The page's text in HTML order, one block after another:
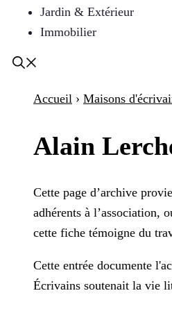
Jardin & Extérieur
Immobilier
Accueil › Maisons
Alain
Cette page d’archive
adhérents à l’association,
cette fiche témoigne du
Cette entrée documente
Écrivains soutenait la vie